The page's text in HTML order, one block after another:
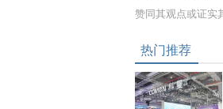
赞同其观点或证实
热门推荐